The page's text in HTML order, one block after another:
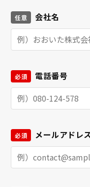
任意 会社名
必須 電話番号
必須 メールアドレ